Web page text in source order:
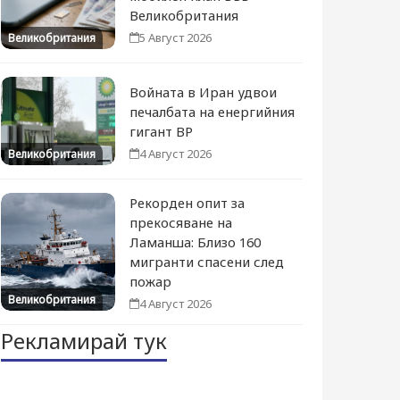
Великобритания
Великобритания
5 Август 2026
Великобритания
Войната в Иран удвои
печалбата на енергийния
гигант BP
4 Август 2026
Великобритания
Рекорден опит за
прекосяване на
Ламанша: Близо 160
мигранти спасени след
пожар
4 Август 2026
Рекламирай тук